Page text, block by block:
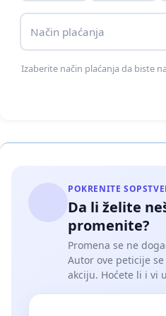
српско духовно биће,
не би могао да преживи.
помагао да он буде
Народне скупштине
учешћем у капитулацији,
заувек понео жиг издаје
неминовно био
поступку за најтеже
Način plaćanja
Izaberite način plaćanja da biste
POKRENITE
Da li želite
promenite?
Promena se ne
Autor ove peticije
akciju. Hoćete li i vi